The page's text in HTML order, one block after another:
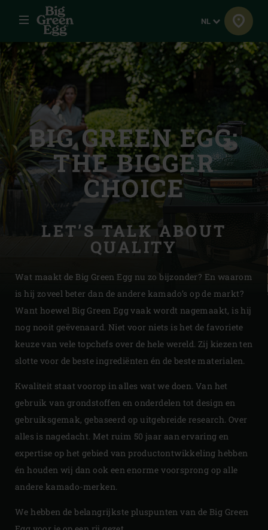
Menu Taal
NL
BIG GREEN EGG:
THE BIGGER
CHOICE
LET’S TALK ABOUT
QUALITY
Wat maakt de Big Green Egg nu zo bijzonder? En waarom
is hij zoveel beter dan de andere kamado’s op de markt?
Want hoewel Big Green Egg vaak wordt nagemaakt, is hij
nog nooit geëvenaard. Niet voor niets is het de favoriete
keuze van vele topchefs over de hele wereld. Zij kiezen ten
slotte voor de beste ingrediënten én de beste materialen.
Kwaliteit staat voorop in alles wat we doen. Van het
gebruik van grondstoffen en onderdelen tot design en
gebruiksgemak, gebaseerd op uitgebreide research. Over
alles is nagedacht. Met ruim 50 jaar aan ervaring en
expertise op het gebied van productontwikkeling hebben
én houden wij dan ook een enorme voorsprong op alle
andere kamado-merken.
We hebben de belangrijkste pluspunten van de Big Green